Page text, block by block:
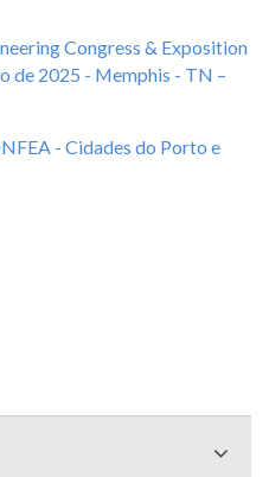
Congress & Exposition
de 2025 - Memphis - TN –
- Cidades do Porto e